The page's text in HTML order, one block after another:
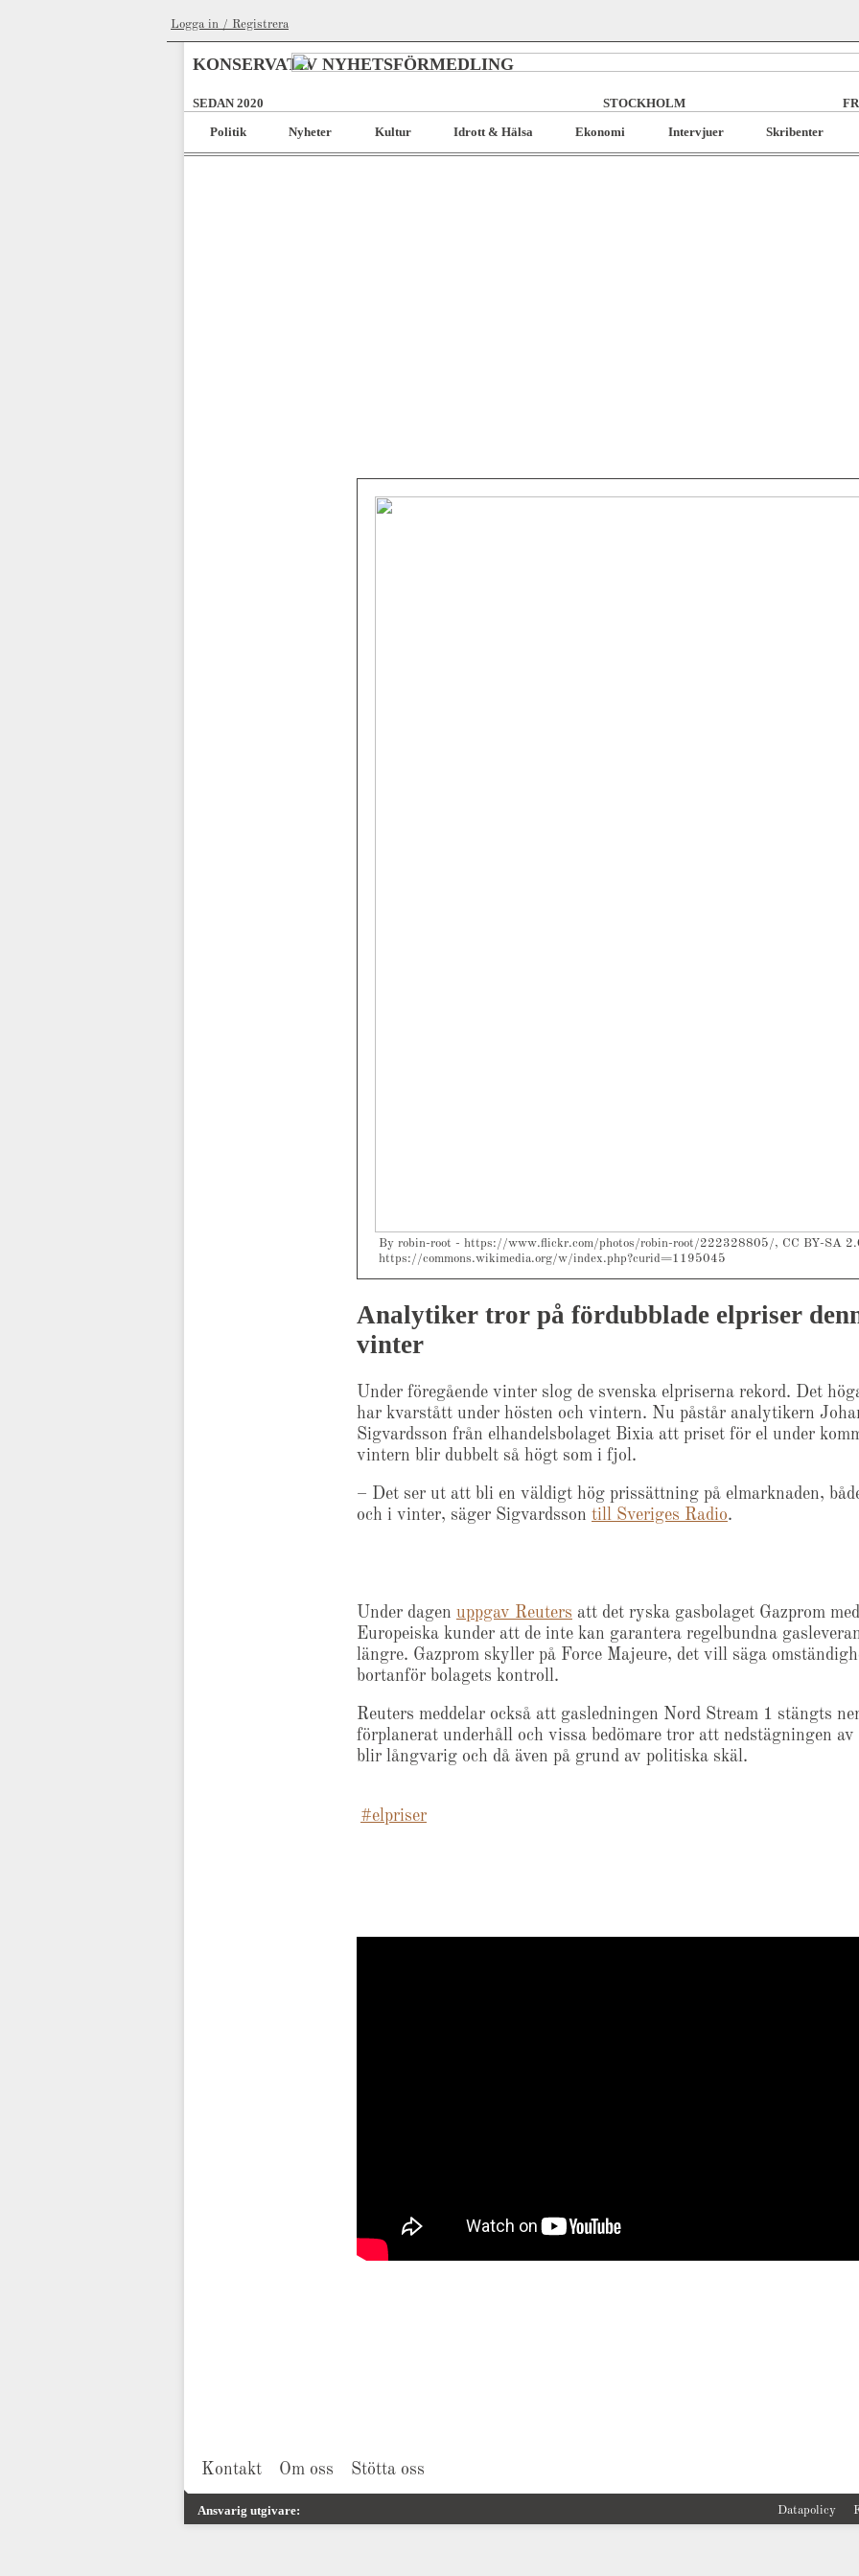
Logga in / Registrera
KONSERVATIV NYHETSFÖRMEDLING
SEDAN 2020 STOCKHOLM
Politik
Nyheter Kultur Idrott & Hälsa Ekonomi Intervjuer Skribenter
By robin-root - https://www.flickr.com/photos/robin-root/222328805/, CC BY-SA
https://commons.wikimedia.org/w/index.php?curid=1195045
Analytiker tror på fördubblade elpriser
vinter
Under föregående vinter slog de svenska elpriserna rekord. Det
har kvarstått under hösten och vintern. Nu påstår analytikern
Sigvardsson från elhandelsbolaget Bixia att priset för el under
vintern blir dubbelt så högt som i fjol.
– Det ser ut att bli en väldigt hög prissättning på elmarknaden,
och i vinter, säger Sigvardsson till Sveriges Radio.
Under dagen uppgav Reuters att det ryska gasbolaget Gazprom
Europeiska kunder att de inte kan garantera regelbundna
längre. Gazprom skyller på Force Majeure, det vill säga
bortanför bolagets kontroll.
Reuters meddelar också att gasledningen Nord Stream 1 stängts
förplanerat underhåll och vissa bedömare tror att nedstägningen av
blir långvarig och då även på grund av politiska skäl.
#elpriser
Kontakt Om oss Stötta oss
Ansvarig utgivare: Datapolicy